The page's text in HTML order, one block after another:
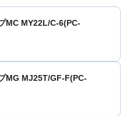
MC MY22L/C-6(PC-
MG MJ25T/GF-F(PC-